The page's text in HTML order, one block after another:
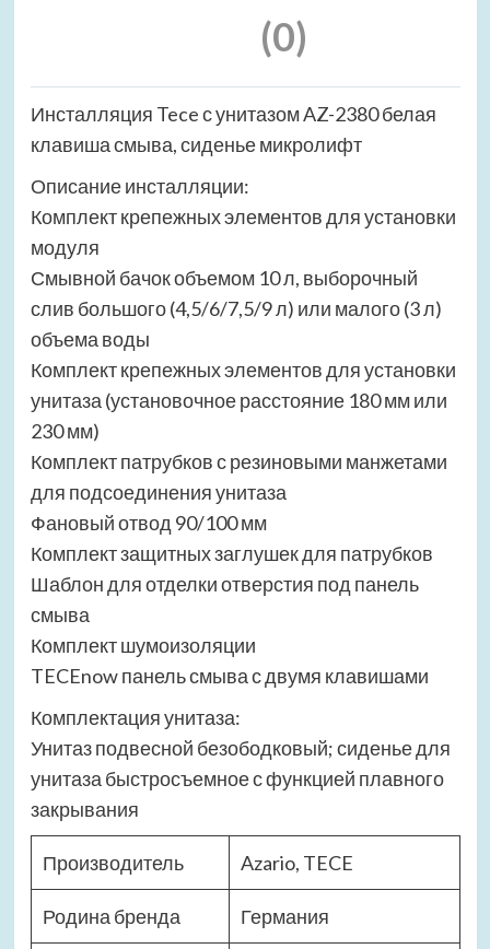
(0)
Инсталляция Tece с унитазом AZ-2380 белая
клавиша смыва, сиденье микролифт
Описание инсталляции:
Комплект крепежных элементов для установки
модуля
Смывной бачок объемом 10 л, выборочный
слив большого (4,5/6/7,5/9 л) или малого (3 л)
объема воды
Комплект крепежных элементов для установки
унитаза (установочное расстояние 180 мм или
230 мм)
Комплект патрубков с резиновыми манжетами
для подсоединения унитаза
Фановый отвод 90/100 мм
Комплект защитных заглушек для патрубков
Шаблон для отделки отверстия под панель
смыва
Комплект шумоизоляции
TECEnow панель смыва с двумя клавишами
Комплектация унитаза:
Унитаз подвесной безободковый; сиденье для
унитаза быстросъемное с функцией плавного
закрывания
Производитель Azario, TECE
Родина бренда Германия